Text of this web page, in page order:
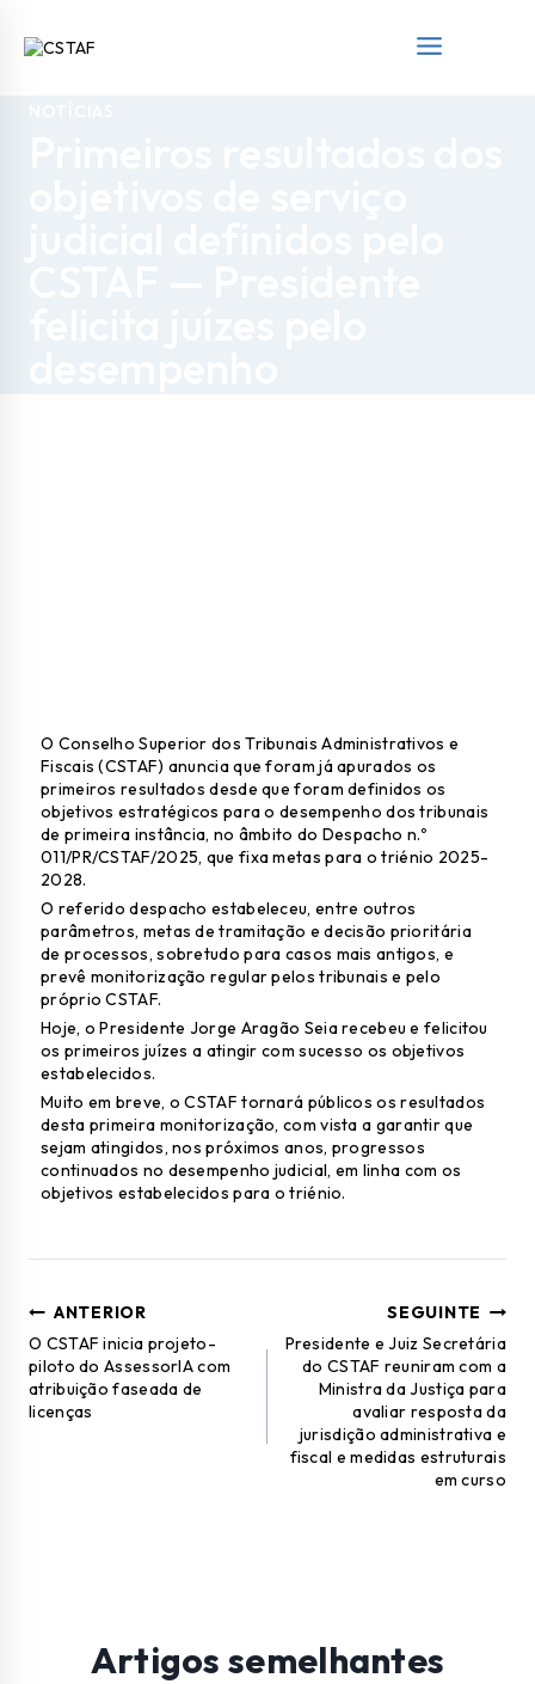
O Conselho Superior dos Tribunais Administrativos e
Fiscais (CSTAF) anuncia que foram já apurados os
primeiros resultados desde que foram definidos os
objetivos estratégicos para o desempenho dos tribunais
de primeira instância, no âmbito do Despacho n.º
011/PR/CSTAF/2025, que fixa metas para o triénio 2025-
2028.
O referido despacho estabeleceu, entre outros
parâmetros, metas de tramitação e decisão prioritária
de processos, sobretudo para casos mais antigos, e
prevê monitorização regular pelos tribunais e pelo
próprio CSTAF.
Hoje, o Presidente Jorge Aragão Seia recebeu e felicitou
os primeiros juízes a atingir com sucesso os objetivos
estabelecidos.
Muito em breve, o CSTAF tornará públicos os resultados
desta primeira monitorização, com vista a garantir que
sejam atingidos, nos próximos anos, progressos
continuados no desempenho judicial, em linha com os
objetivos estabelecidos para o triénio.
ANTERIOR
O CSTAF inicia projeto-
piloto do AssessorIA com
atribuição faseada de
licenças
SEGUINTE
Presidente e Juiz Secretária
do CSTAF reuniram com a
Ministra da Justiça para
avaliar resposta da
jurisdição administrativa e
fiscal e medidas estruturais
em curso
Artigos semelhantes